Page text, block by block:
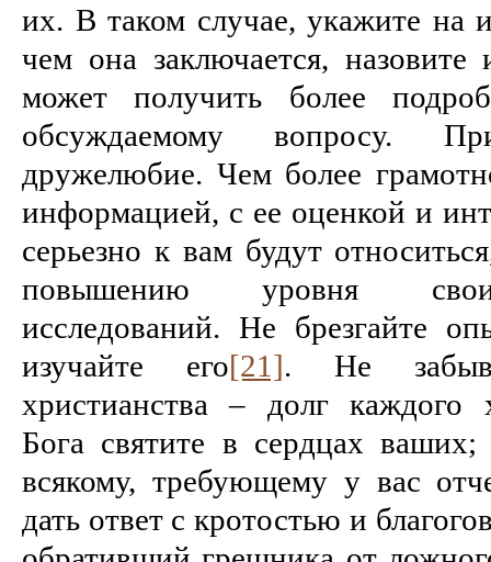
их. В таком случае, укажите на
чем она заключается, назовите
может получить более
обсуждаемому вопросу.
дружелюбие. Чем более
информацией, с ее оценкой и
серьезно к вам будут
повышению уровня
исследований. Не брезгайте
изучайте его[21]. Не
христианства – долг каждого
Бога святите в сердцах ваших;
всякому, требующему у вас
дать ответ с кротостью и